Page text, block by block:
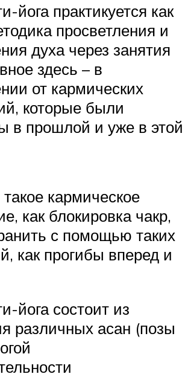
йога практикуется как
просветления и
духа через занятия
здесь – в
от кармических
которые были
в прошлой и уже в этой
кармическое
как блокировка чакр,
с помощью таких
как прогибы вперед и
йога состоит из
различных асан (позы